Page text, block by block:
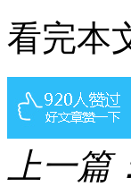
看完本
上一篇